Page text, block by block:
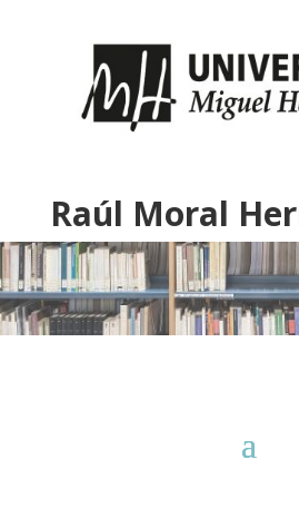
Raúl Moral